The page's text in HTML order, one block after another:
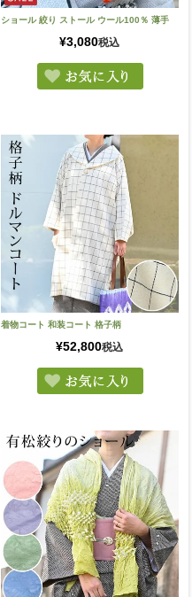
ショール 絞り ストール ウール100％ 薄手
¥3,080税込
着物コート 和装コート 格子柄
¥52,800税込